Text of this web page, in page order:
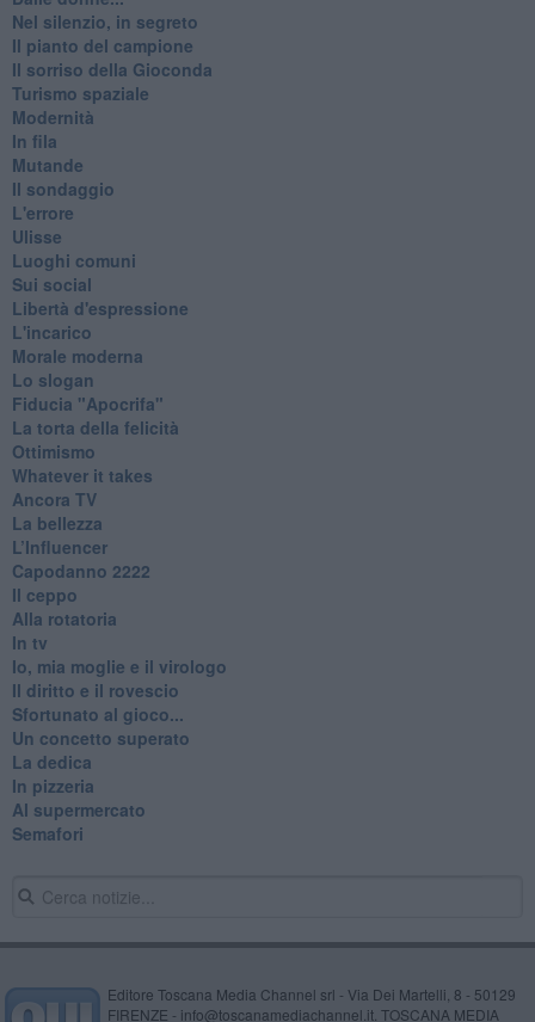
Nel silenzio, in segreto
Il pianto del campione
Il sorriso della Gioconda
Turismo spaziale
Modernità
In fila
Mutande
Il sondaggio
L'errore
Ulisse
Luoghi comuni
Sui social
Libertà d'espressione
L'incarico
Morale moderna
Lo slogan
Fiducia "Apocrifa"
La torta della felicità
Ottimismo
Whatever it takes
Ancora TV
La bellezza
L’Influencer
​Capodanno 2222
Il ceppo
Alla rotatoria
In tv
Io, mia moglie e il virologo
Il diritto e il rovescio
Sfortunato al gioco...
Un concetto superato
La dedica
In pizzeria
Al supermercato
Semafori
Editore Toscana Media Channel srl - Via Dei Martelli, 8 - 50129
FIRENZE - info@toscanamediachannel.it. TOSCANA MEDIA